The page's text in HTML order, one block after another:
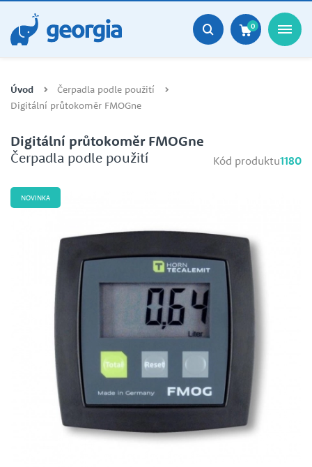
0
Úvod
Čerpadla podle použití
Digitální průtokoměr FMOGne
Digitální průtokoměr FMOGne
Čerpadla podle použití
Kód produktu1180
NOVINKA